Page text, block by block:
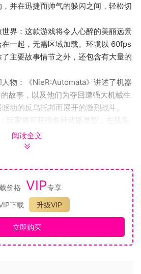
并在迅捷而帅气的躲闪之间，轻松切
界：这款游戏将令人心醉的美丽远景
一起，无需区域加载。环境以 60fps
主要故事情节之外，还包含有大量的
物：《NieR:Automata》讲述了机器
故事，以及他们为夺回遭强大机械生
动的反乌托邦而展开的激烈战斗。
玩家将可获得各种武器类型，在战斗
的战斗技能，甚至可以根据自己的游戏
手动和锁定两种。它们也可以在战斗
如让玩家在空中滑行。辅助机还可以在
强，进行包括获得新攻击方式和演化出
动模式”：新手玩家可以选择“自动模
击和规避。
阅读全文
价格 VIP专享
下载
升级VIP
立即购买